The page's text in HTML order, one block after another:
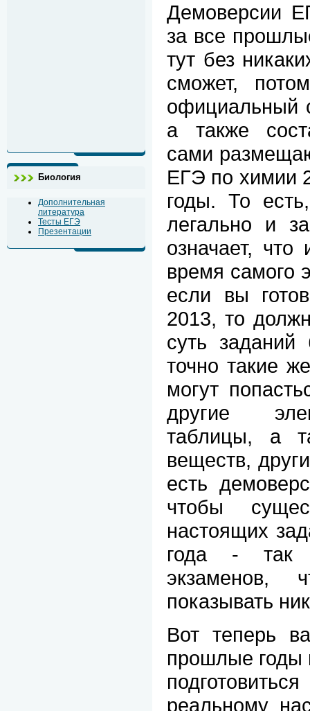
Биология
Дополнительная
литература
Тесты ЕГЭ
Презентации
Демоверсии
за все
тут без
сможет,
официальный
а также
сами
ЕГЭ по химии
годы. То
легально и
означает,
время самого
если вы
2013, то
суть
точно такие
могут
другие
таблицы, а
веществ,
есть
чтобы
настоящих
года - так
экзаменов,
показывать
Вот теперь
прошлые годы
реальному